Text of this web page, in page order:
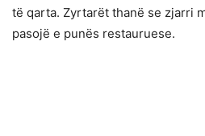
të qarta. Zyrtarët thanë se zjarri
pasojë e punës restauruese.